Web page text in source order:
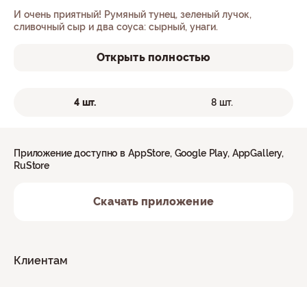
И очень приятный! Румяный тунец, зеленый лучок,
сливочный сыр и два соуса: сырный, унаги.
Открыть полностью
4 шт. 8 шт.
Клиентам
Приложение доступно в AppStore, Google Play, AppGallery,
RuStore
Скачать приложение